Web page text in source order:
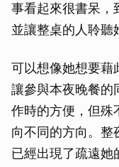
事看起來很書呆，
並讓整桌的人聆聽
可以想像她想要藉
讓參與本夜晚餐的
作時的方便，但殊
向不同的方向。整
已經出現了疏遠她